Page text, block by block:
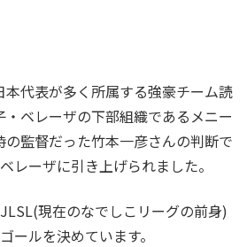
代表が多く所属する強豪チーム読
ベレーザの下部組織であるメニー
監督だった竹本一彦さんの判断で
レーザに引き上げられました。
現在のなでしこリーグの前身)
ールを決めています。